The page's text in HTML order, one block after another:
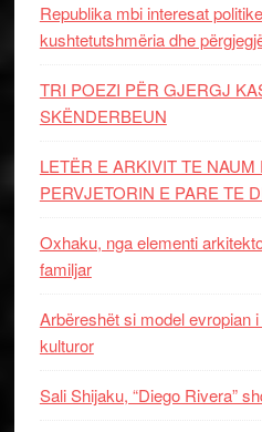
Republika mbi interesat
kushtetutshmëria dhe
TRI POEZI PËR GJERGJ
SKËNDERBEUN
LETËR E ARKIVIT TE NAUM
PERVJETORIN E PARE TE
Oxhaku, nga elementi
familjar
Arbëreshët si model evropian
kulturor
Sali Shijaku, “Diego Rivera”